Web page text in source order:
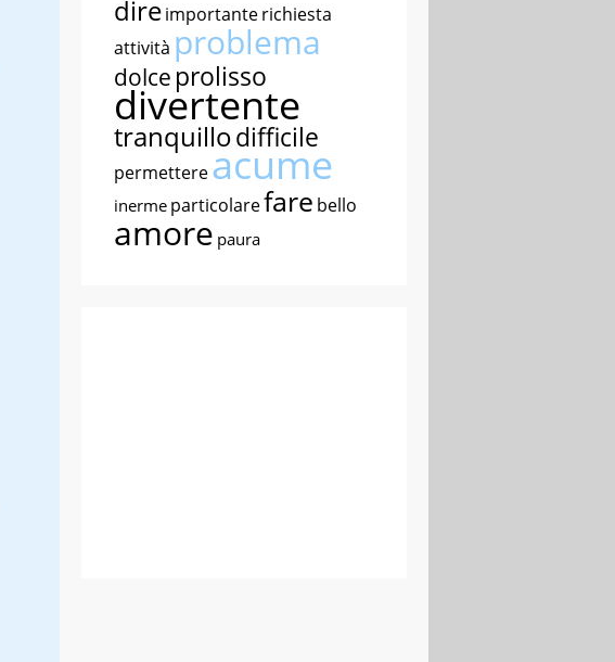
direimportanterichiesta
attività problema
dolce prolisso
divertente
tranquillodifficile
permettereacume
inerme particolarefare bello
amore paura